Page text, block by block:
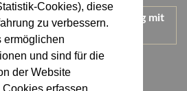
Cookies), diese
zu verbessern.
ermöglichen
und sind für die
der Website
Umgang mit